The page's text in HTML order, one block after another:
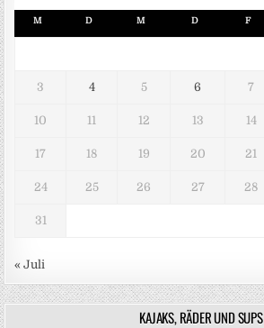
M D M D F
3 4 5 6 7
10 11 12 13 14
17 18 19 20 21
24 25 26 27 28
31
« Juli
KAJAKS, RÄDER UND SUPS